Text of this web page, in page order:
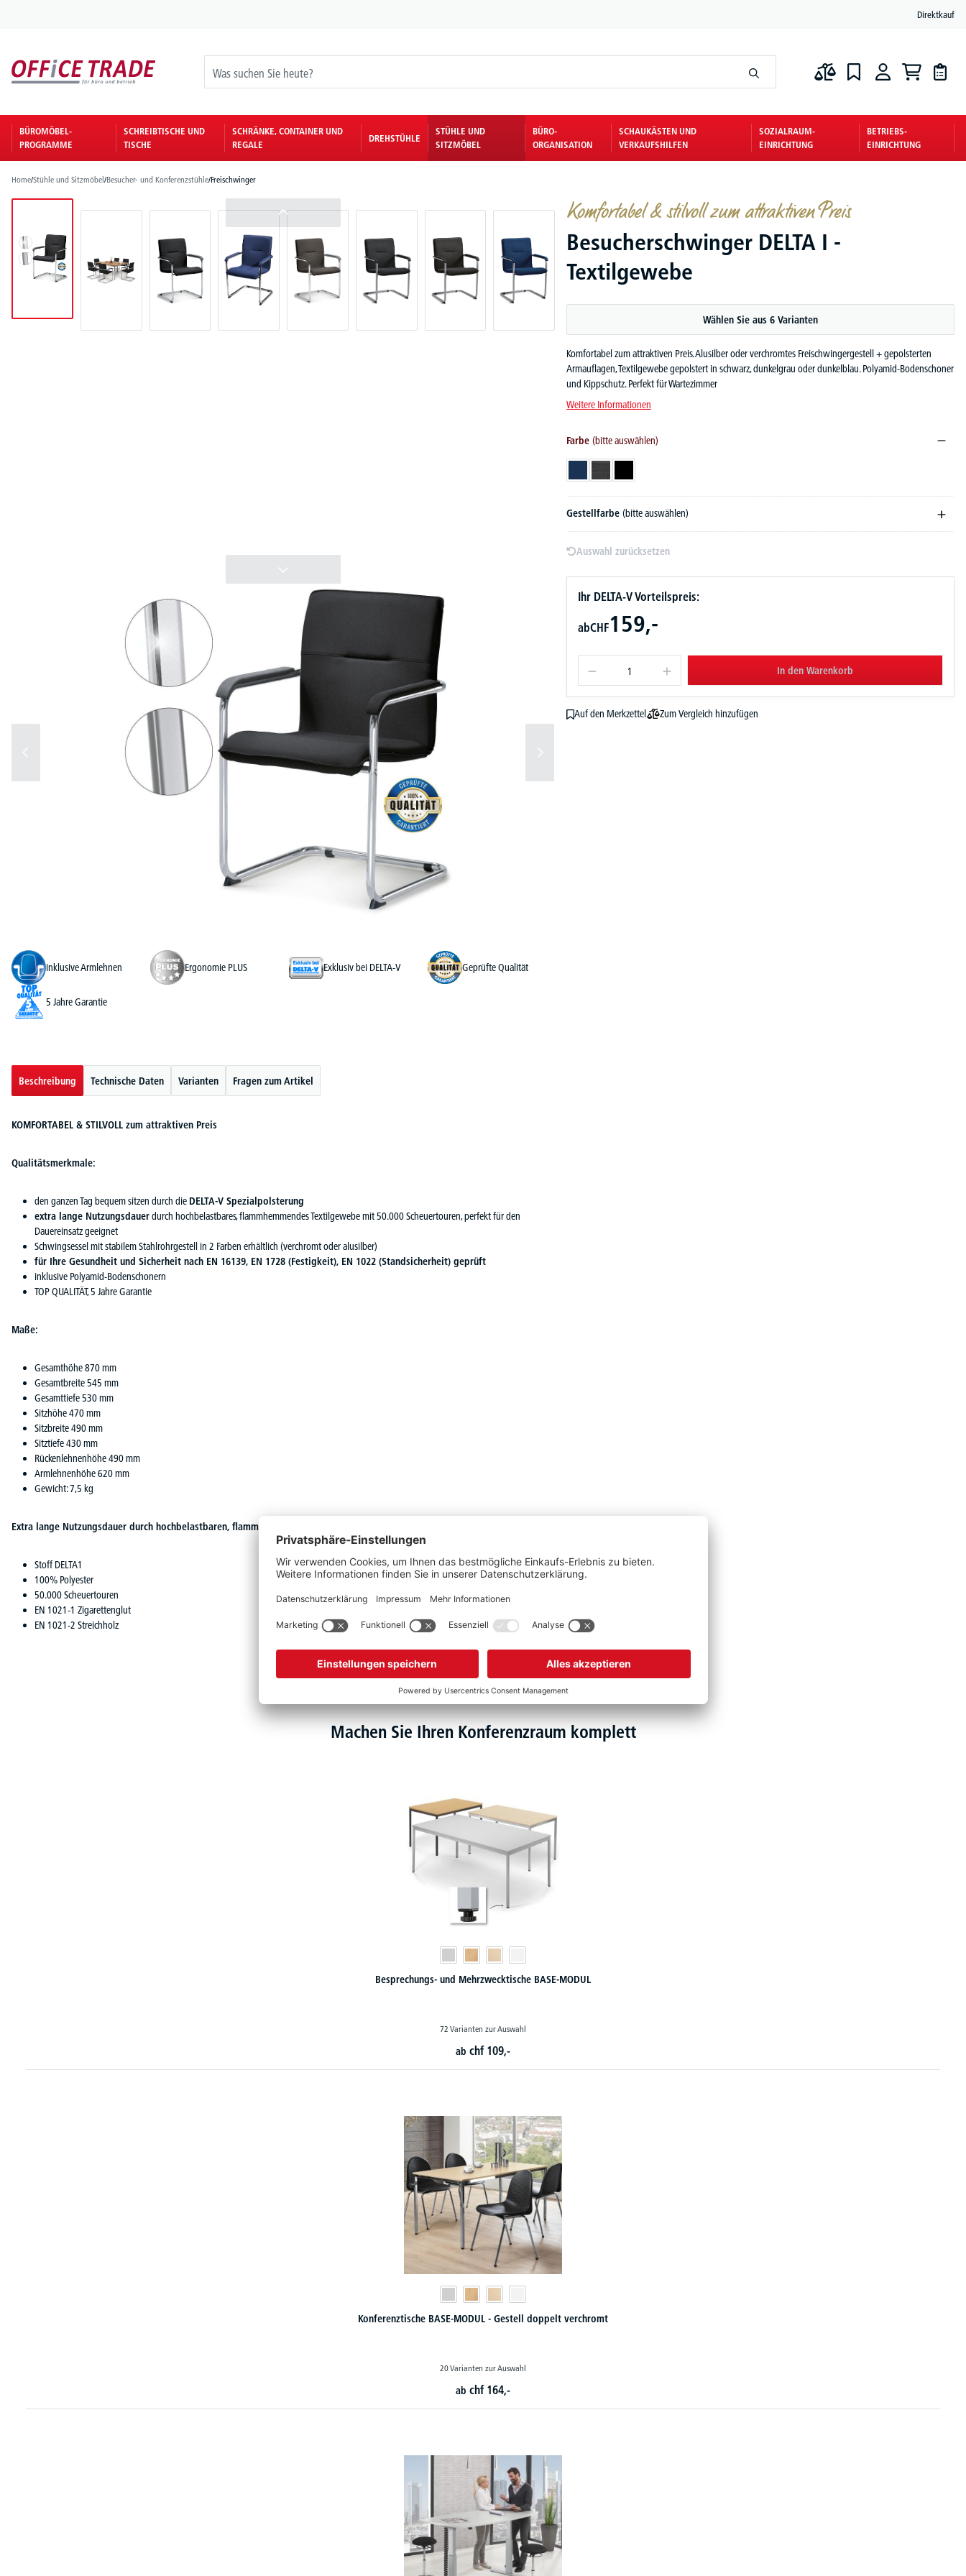
Direktkauf
BÜROMÖBEL-
PROGRAMME
SCHREIBTISCHE UND
TISCHE
SCHRÄNKE, CONTAINER UND
REGALE
DREHSTÜHLE
STÜHLE UND
SITZMÖBEL
BÜRO-
ORGANISATION
SCHAUKÄSTEN UND
VERKAUFSHILFEN
SOZIALRAUM-
EINRICHTUNG
BETRIEBS-
EINRICHTUNG
Home/Stühle und Sitzmöbel/Besucher- und Konferenzstühle/Freischwinger
Komfortabel & stilvoll zum attraktiven Preis
Besucherschwinger DELTA I -
Textilgewebe
Wählen Sie aus 6 Varianten
Komfortabel zum attraktiven Preis. Alusilber oder verchromtes Freischwingergestell + gepolsterten
Armauflagen, Textilgewebe gepolstert in schwarz, dunkelgrau oder dunkelblau. Polyamid-Bodenschoner
und Kippschutz. Perfekt für Wartezimmer
Weitere Informationen
Farbe (bitte auswählen)
Gestellfarbe (bitte auswählen)
Auswahl zurücksetzen
Ihr DELTA-V Vorteilspreis:
abCHF159,-
In den Warenkorb
Auf den Merkzettel Zum Vergleich hinzufügen
inklusive Armlehnen Ergonomie PLUS Exklusiv bei DELTA-V Geprüfte Qualität
5 Jahre Garantie
Beschreibung Technische Daten Varianten Fragen zum Artikel
KOMFORTABEL & STILVOLL zum attraktiven Preis
Qualitätsmerkmale:
den ganzen Tag bequem sitzen durch die DELTA-V Spezialpolsterung
extra lange Nutzungsdauerdurch hochbelastbares, flammhemmendes Textilgewebe mit 50.000 Scheuertouren, perfekt für den
Dauereinsatz geeignet
Schwingsessel mit stabilem Stahlrohrgestell in 2 Farben erhältlich (verchromt oder alusilber)
für Ihre Gesundheit und Sicherheit nach EN 16139, EN 1728 (Festigkeit), EN 1022 (Standsicherheit) geprüft
inklusive Polyamid-Bodenschonern
TOP QUALITÄT, 5 Jahre Garantie
Maße:
Gesamthöhe 870 mm
Gesamtbreite 545 mm
Gesamttiefe 530 mm
Sitzhöhe 470 mm
Sitzbreite 490 mm
Sitztiefe 430 mm
Rückenlehnenhöhe 490 mm
Armlehnenhöhe 620 mm
Gewicht: 7,5 kg
Extra lange Nutzungsdauer durch hochbelastbaren, flammhemmenden Bezugsstoff
Stoff DELTA1
100% Polyester
50.000 Scheuertouren
EN 1021-1 Zigarettenglut
EN 1021-2 Streichholz
Machen Sie Ihren Konferenzraum komplett
Besprechungs- und Mehrzwecktische BASE-MODUL
72 Varianten zur Auswahl
ab chf 109,-
Konferenztische BASE-MODUL - Gestell doppelt verchromt
20 Varianten zur Auswahl
ab chf 164,-